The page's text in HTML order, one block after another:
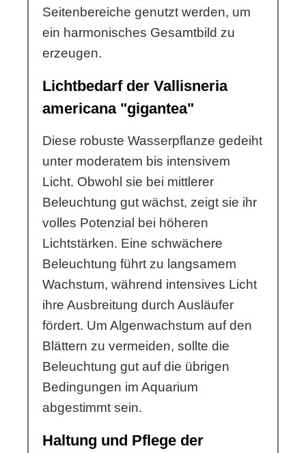
Seitenbereiche genutzt werden, um
ein harmonisches Gesamtbild zu
erzeugen.
Lichtbedarf der Vallisneria
americana "gigantea"
Diese robuste Wasserpflanze gedeiht
unter moderatem bis intensivem
Licht. Obwohl sie bei mittlerer
Beleuchtung gut wächst, zeigt sie ihr
volles Potenzial bei höheren
Lichtstärken. Eine schwächere
Beleuchtung führt zu langsamem
Wachstum, während intensives Licht
ihre Ausbreitung durch Ausläufer
fördert. Um Algenwachstum auf den
Blättern zu vermeiden, sollte die
Beleuchtung gut auf die übrigen
Bedingungen im Aquarium
abgestimmt sein.
Haltung und Pflege der